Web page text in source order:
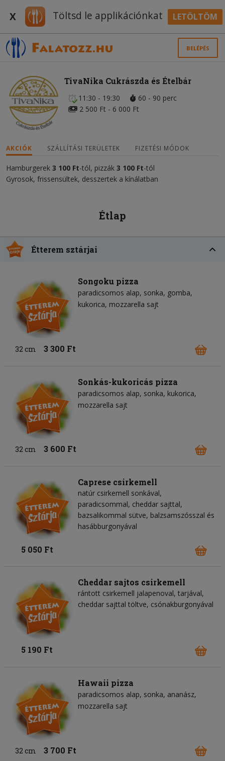
X Töltsd le applikációnkat LETÖLTÖM
BELÉPÉS
TivaNika Cukrászda és Ételbár
11:30 - 19:30
60 - 90 perc
2 500 Ft - 6 000 Ft
AKCIÓK SZÁLLÍTÁSI TERÜLETEK FIZETÉSI MÓDOK
Hamburgerek 3 100 Ft-tól, pizzák 3 100 Ft-tól
Gyrosok, frissensültek, desszertek a kínálatban
Étlap
Étterem sztárjai
Songoku pizza
paradicsomos alap sonka gomba
kukorica mozzarella sajt
32 cm 3 300 Ft
Sonkás-kukoricás pizza
paradicsomos alap sonka kukorica
mozzarella sajt
32 cm 3 600 Ft
Caprese csirkemell
natúr csirkemell sonkával,
paradicsommal, cheddar sajttal,
bazsalikommal sütve, balzsamszósszal és
hasábburgonyával
5 050 Ft
Cheddar sajtos csirkemell
rántott csirkemell jalapenoval, tarjával,
cheddar sajttal töltve, csónakburgonyával
5 190 Ft
Hawaii pizza
paradicsomos alap sonka ananász
mozzarella sajt
32 cm 3 700 Ft